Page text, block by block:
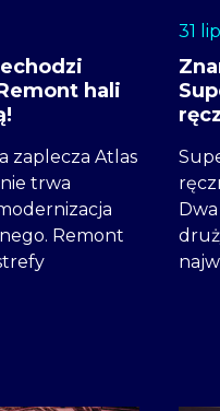
hali
zaplecza Atlas
trwa
Remont
31